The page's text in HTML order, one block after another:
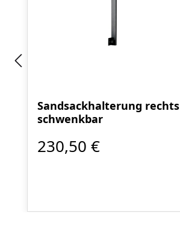
Sandsackhalterung rechts
schwenkbar
230,50 €